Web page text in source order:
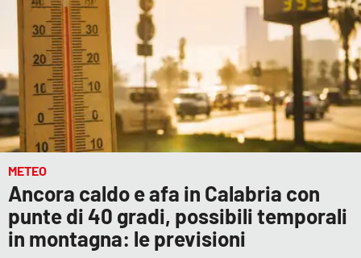
METEO
Ancora caldo e afa in Calabria con
punte di 40 gradi, possibili temporali
in montagna: le previsioni